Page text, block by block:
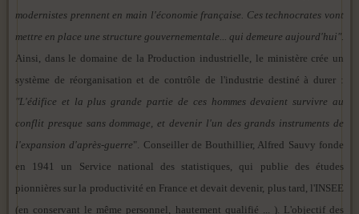
modernistes prennent en main l'économie française. Ces technocrates vont
mettre en place une structure gouvernementale... qui demeure aujourd'hui".
Ainsi, dans le domaine de la Production industrielle, le ministère crée un
système de réorganisation et de contrôle de l'industrie destiné à durer :
"L'édifice et la plus grande partie de ces hommes devaient survivre au
conflit presque sans dommage, et devenir l'un des grands instruments de
l'expansion d'après-guerre". Conseiller de Bouthillier, Alfred Sauvy fonde
en 1941 un Service national des statistiques, qui publie des études
pionnières sur la productivité en France et devait devenir, plus tard, l'INSEE
(en conservant le même personnel, hautement qualifié ... ). L'objectif des